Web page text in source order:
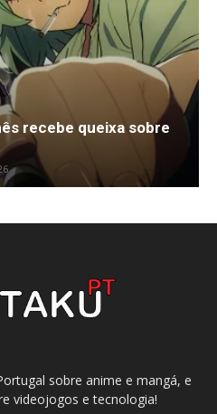
recebe queixa sobre
sobre anime e mangá, e
videojogos e tecnologia!